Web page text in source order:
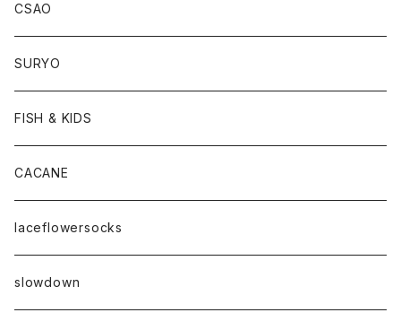
CSAO
SURYO
FISH & KIDS
CACANE
laceflowersocks
slowdown